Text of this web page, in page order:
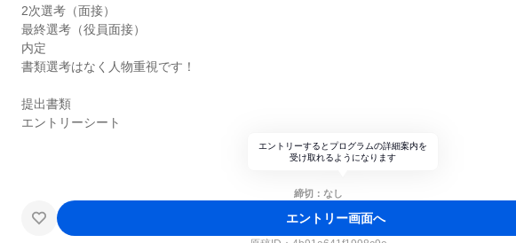
2次選考（面接）
最終選考（役員面接）
内定
書類選考はなく人物重視です！
提出書類
エントリーシート
エントリーするとプログラムの詳細案内を
受け取れるようになります
締切：なし
エントリー画面へ